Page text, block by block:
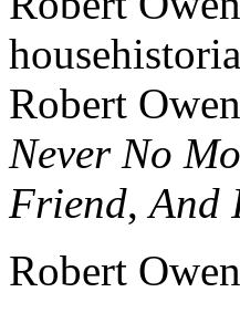
Robert
Never No
Friend,And
Robert